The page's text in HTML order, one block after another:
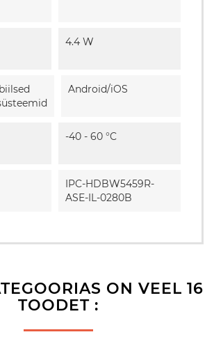
4.4 W
Android/iOS
-40 - 60 °C
IPC-HDBW5459R-
ASE-IL-0280B
ON VEEL 16
TOODET :